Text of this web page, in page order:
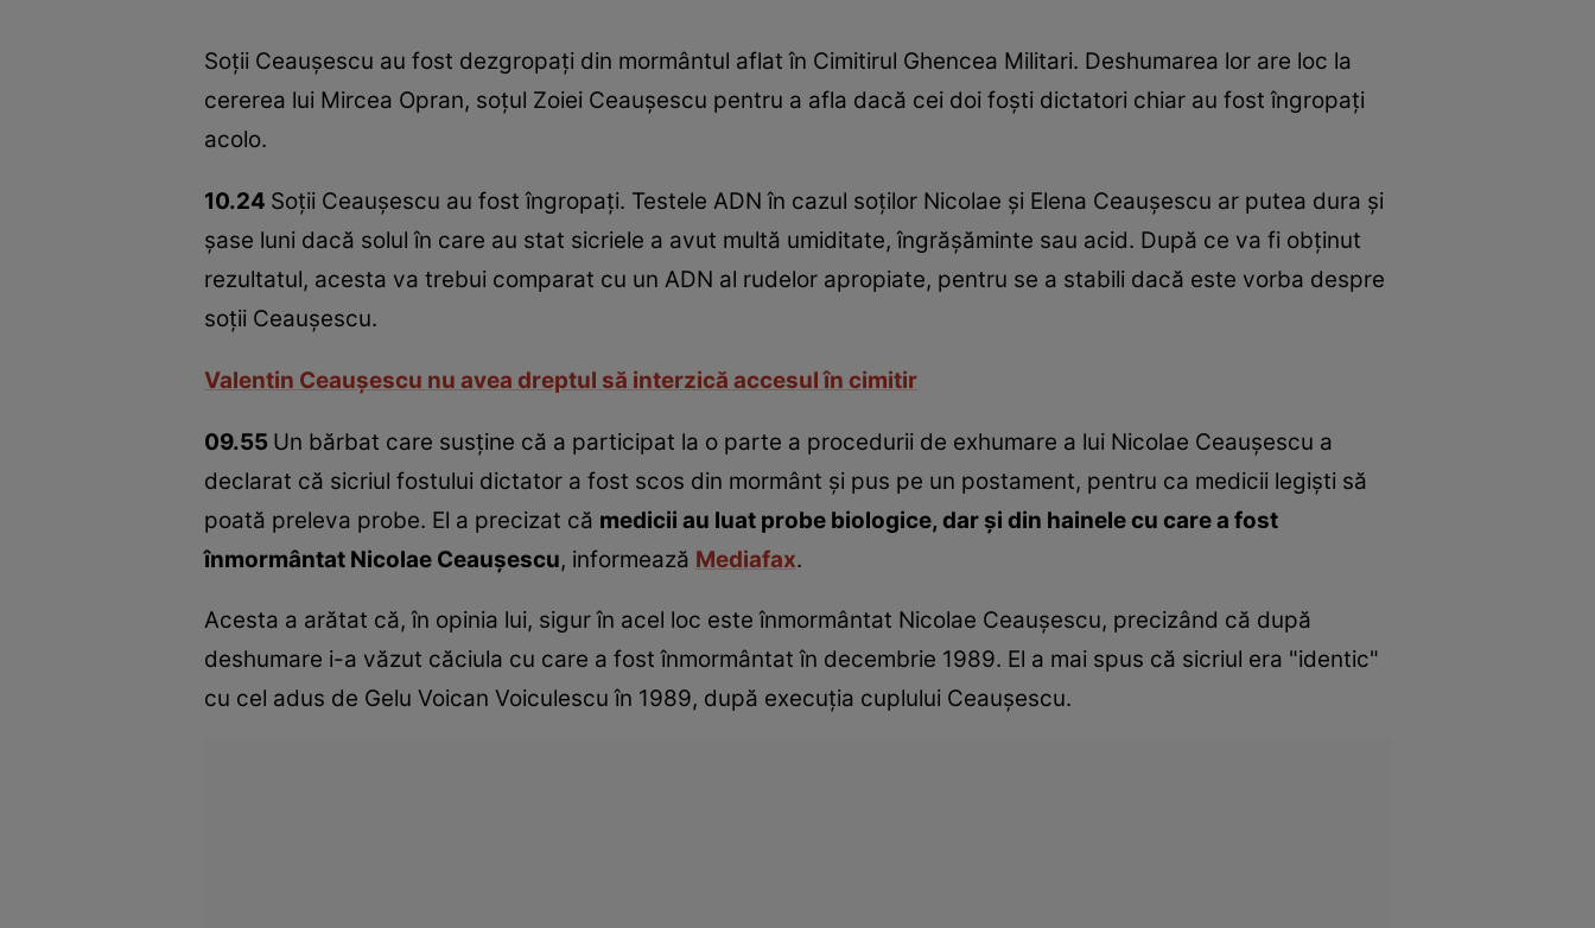
Soţii Ceauşescu au fost dezgropaţi din mormântul aflat în Cimitirul Ghencea Militari. Deshumarea lor are loc la
cererea lui Mircea Opran, soţul Zoiei Ceauşescu pentru a afla dacă cei doi foşti dictatori chiar au fost îngropaţi
acolo.
10.24 Soţii Ceauşescu au fost îngropaţi. Testele ADN în cazul soţilor Nicolae şi Elena Ceauşescu ar putea dura şi
şase luni dacă solul în care au stat sicriele a avut multă umiditate, îngrăşăminte sau acid. După ce va fi obţinut
rezultatul, acesta va trebui comparat cu un ADN al rudelor apropiate, pentru se a stabili dacă este vorba despre
soţii Ceauşescu.
Valentin Ceauşescu nu avea dreptul să interzică accesul în cimitir
09.55 Un bărbat care susţine că a participat la o parte a procedurii de exhumare a lui Nicolae Ceauşescu a
declarat că sicriul fostului dictator a fost scos din mormânt şi pus pe un postament, pentru ca medicii legişti să
poată preleva probe. El a precizat că medicii au luat probe biologice, dar şi din hainele cu care a fost
înmormântat Nicolae Ceauşescu, informează Mediafax.
Acesta a arătat că, în opinia lui, sigur în acel loc este înmormântat Nicolae Ceauşescu, precizând că după
deshumare i-a văzut căciula cu care a fost înmormântat în decembrie 1989. El a mai spus că sicriul era "identic"
cu cel adus de Gelu Voican Voiculescu în 1989, după execuţia cuplului Ceauşescu.